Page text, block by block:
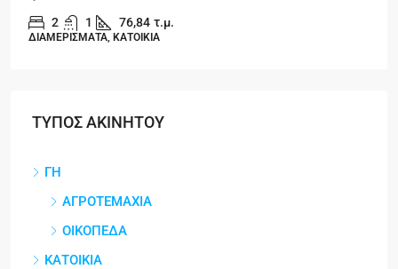
2 1 76,84 τ.μ.
ΔΙΑΜΕΡΙΣΜΑΤΑ, ΚΑΤΟΙΚΙΑ
ΤΥΠΟΣ ΑΚΙΝΗΤΟΥ
ΓΗ
ΑΓΡΟΤΕΜΑΧΙΑ
ΟΙΚΟΠΕΔΑ
ΚΑΤΟΙΚΙΑ